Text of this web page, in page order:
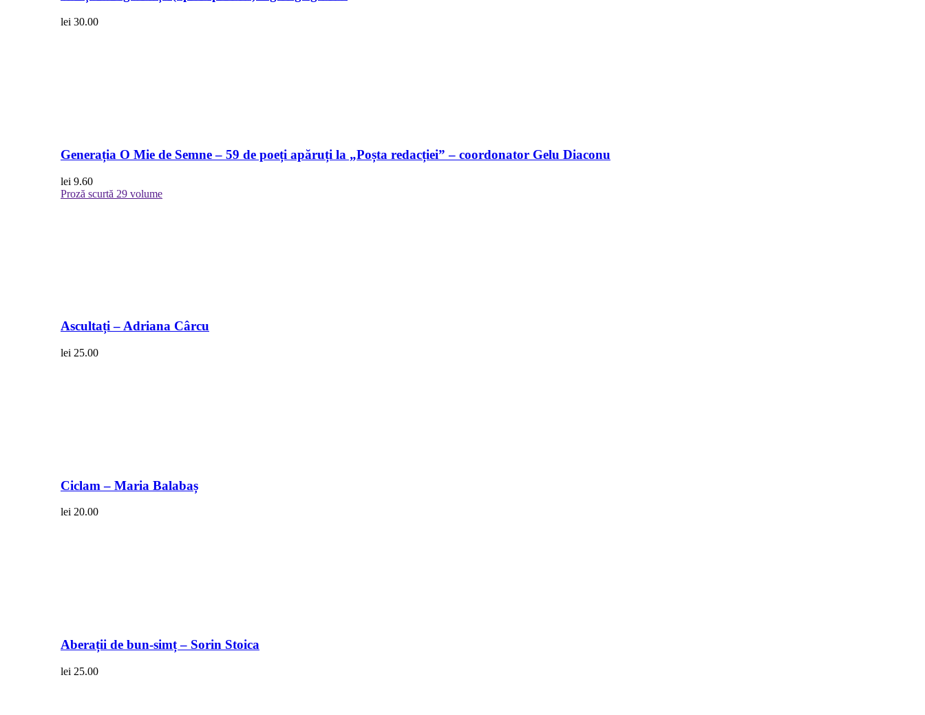
lei 30.00
Generația O Mie de Semne – 59 de poeți apăruți la „Poșta redacției” – coordonator Gelu Diaconu
lei 9.60
Proză scurtă 29 volume
Ascultați – Adriana Cârcu
lei 25.00
Ciclam – Maria Balabaș
lei 20.00
Aberații de bun-simț – Sorin Stoica
lei 25.00